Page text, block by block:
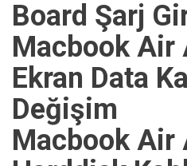
Board Şarj
Macbook Air
Ekran Data
Değişim
Macbook Air